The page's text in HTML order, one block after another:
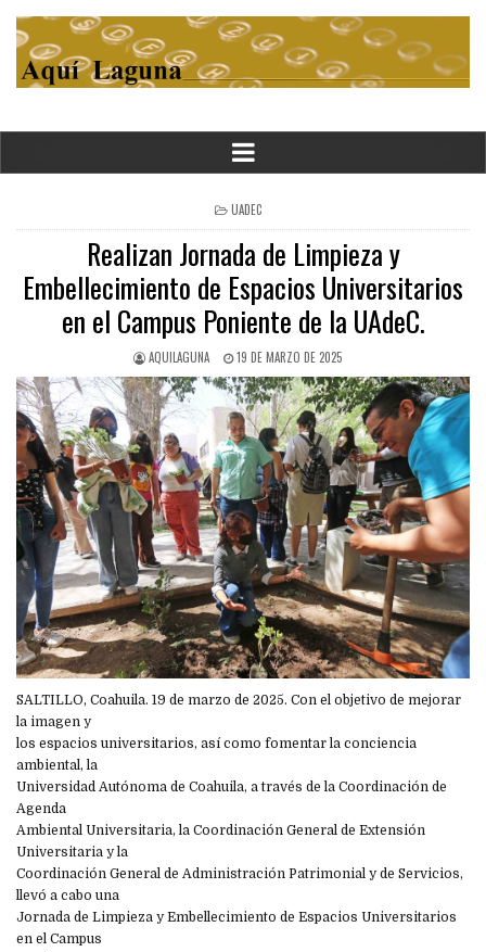
POSTED
IN
UADEC
Realizan Jornada de Limpieza y
Embellecimiento de Espacios Universitarios
en el Campus Poniente de la UAdeC.
AQUILAGUNA 19 DE MARZO DE 2025
SALTILLO, Coahuila. 19 de marzo de 2025. Con el objetivo de mejorar
la imagen y
los espacios universitarios, así como fomentar la conciencia
ambiental, la
Universidad Autónoma de Coahuila, a través de la Coordinación de
Agenda
Ambiental Universitaria, la Coordinación General de Extensión
Universitaria y la
Coordinación General de Administración Patrimonial y de Servicios,
llevó a cabo una
Jornada de Limpieza y Embellecimiento de Espacios Universitarios
en el Campus